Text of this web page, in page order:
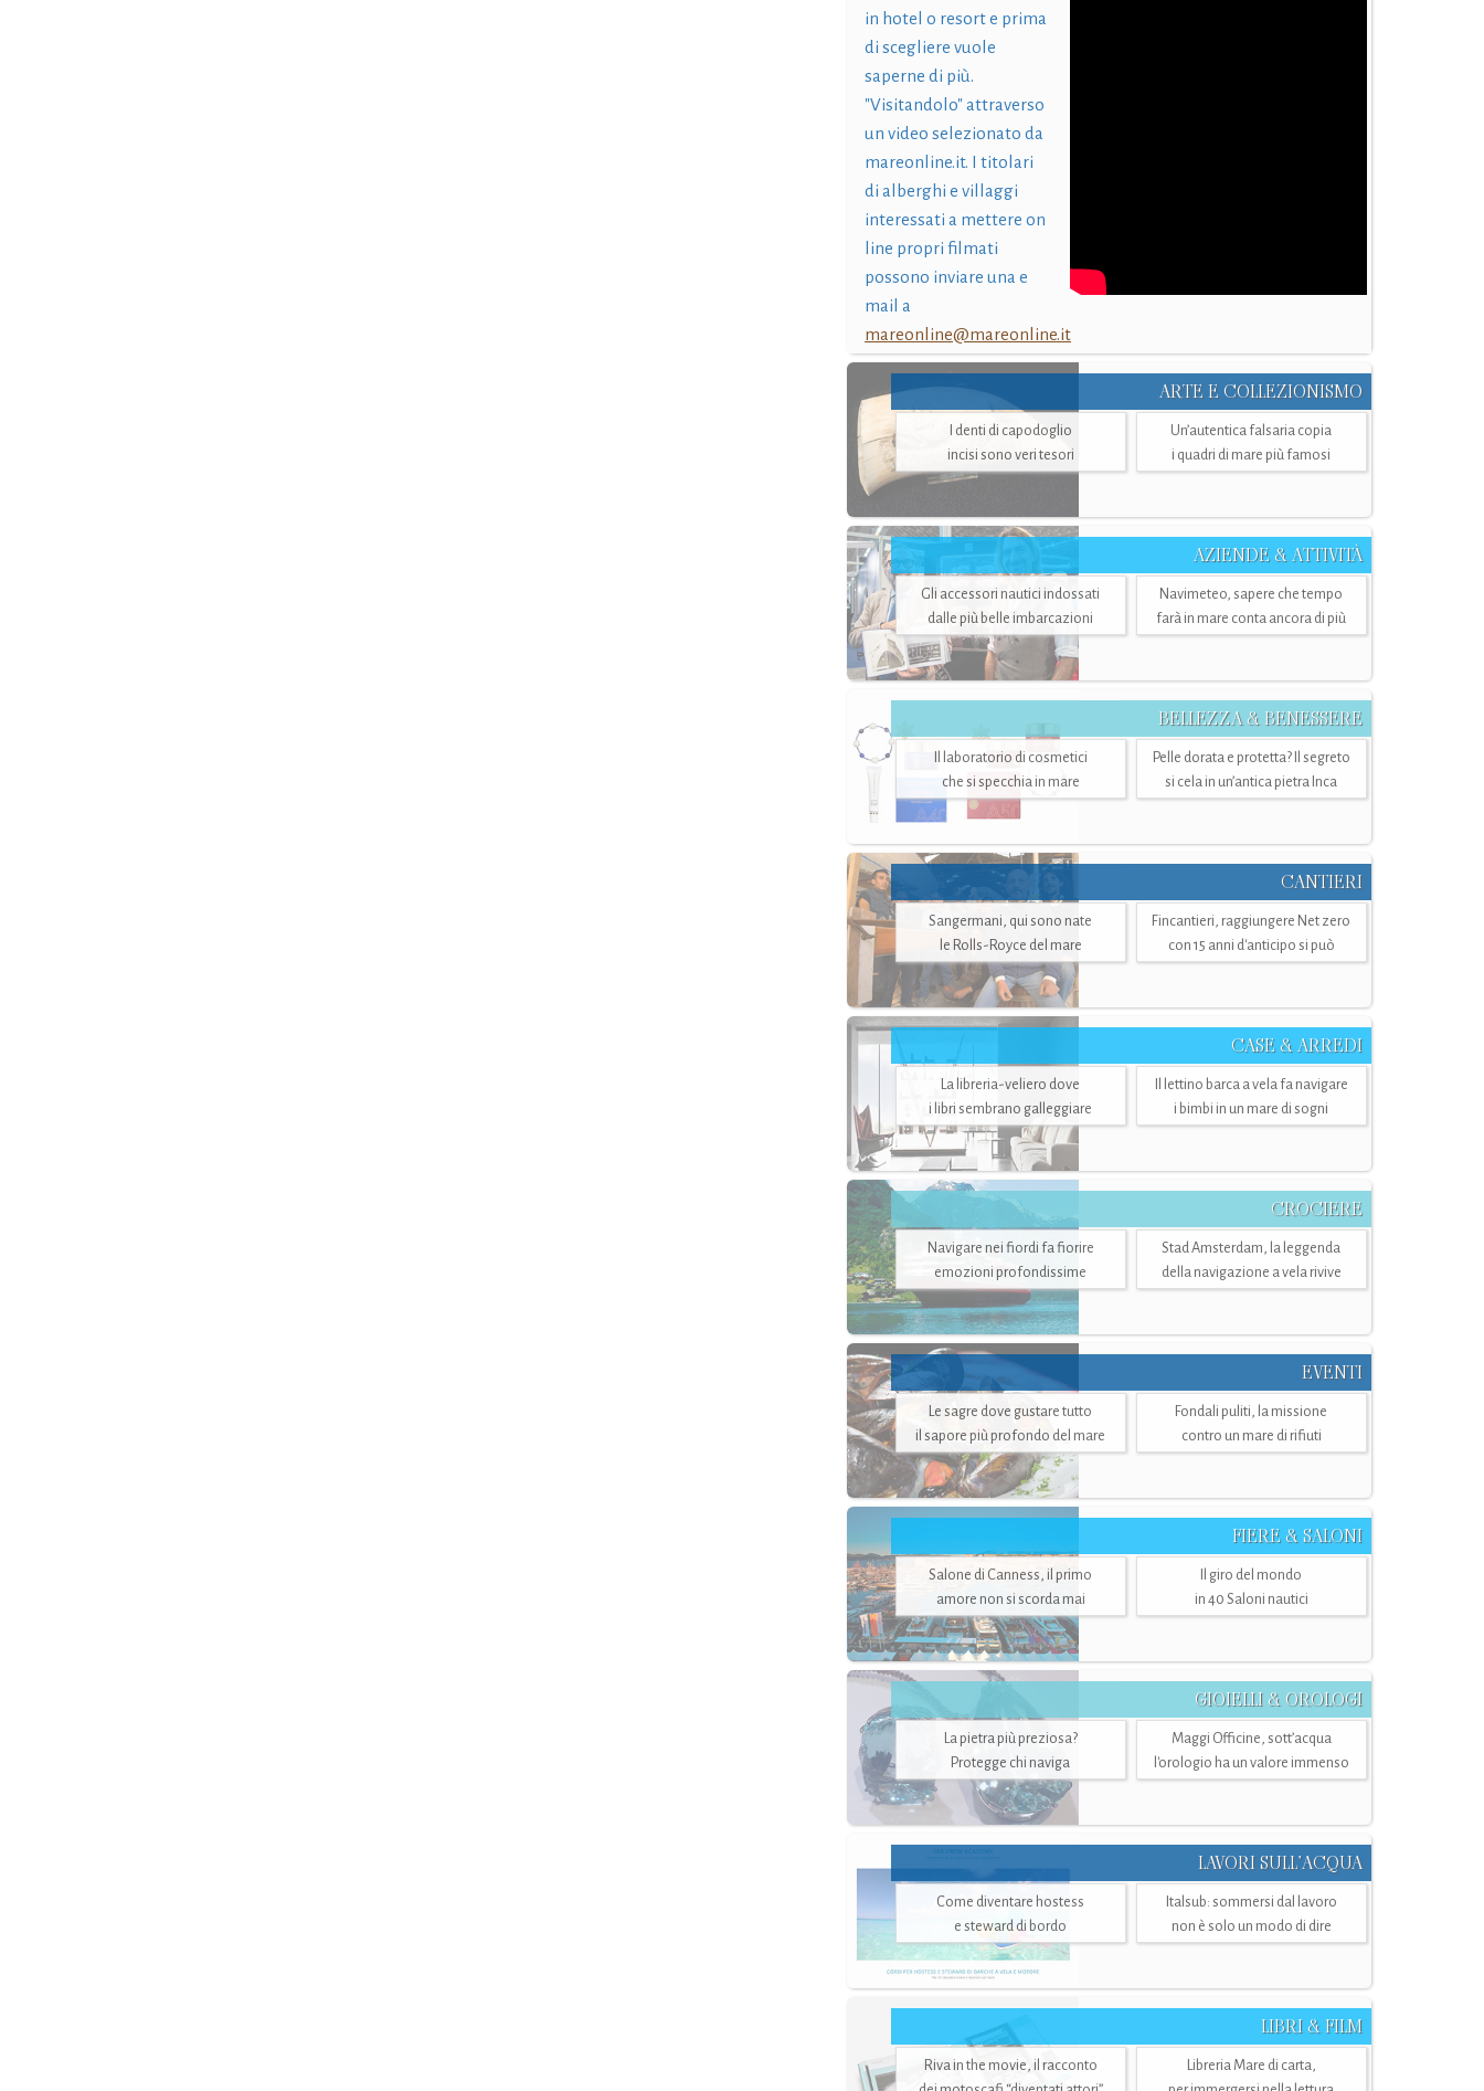
in hotel o resort e prima
di scegliere vuole
saperne di più.
"Visitandolo" attraverso
un video selezionato da
mareonline.it. I titolari
di alberghi e villaggi
interessati a mettere on
line propri filmati
possono inviare una e
mail a
mareonline@mareonline.it
ARTE E COLLEZIONISMO
I denti di capodoglio
incisi sono veri tesori
Un’autentica falsaria copia
i quadri di mare più famosi
AZIENDE & ATTIVITÀ
Gli accessori nautici indossati
dalle più belle imbarcazioni
Navimeteo, sapere che tempo
farà in mare conta ancora di più
BELLEZZA & BENESSERE
Il laboratorio di cosmetici
che si specchia in mare
Pelle dorata e protetta? Il segreto
si cela in un’antica pietra Inca
CANTIERI
Sangermani, qui sono nate
le Rolls-Royce del mare
Fincantieri, raggiungere Net zero
con 15 anni d'anticipo si può
CASE & ARREDI
La libreria-veliero dove
i libri sembrano galleggiare
Il lettino barca a vela fa navigare
i bimbi in un mare di sogni
CROCIERE
Navigare nei fiordi fa fiorire
emozioni profondissime
Stad Amsterdam, la leggenda
della navigazione a vela rivive
EVENTI
Le sagre dove gustare tutto
il sapore più profondo del mare
Fondali puliti, la missione
contro un mare di rifiuti
FIERE & SALONI
Salone di Canness, il primo
amore non si scorda mai
Il giro del mondo
in 40 Saloni nautici
GIOIELLI & OROLOGI
La pietra più preziosa?
Protegge chi naviga
Maggi Officine, sott’acqua
l'orologio ha un valore immenso
LAVORI SULL’ACQUA
Come diventare hostess
e steward di bordo
Italsub: sommersi dal lavoro
non è solo un modo di dire
LIBRI & FILM
Riva in the movie, il racconto
Libreria Mare di carta,